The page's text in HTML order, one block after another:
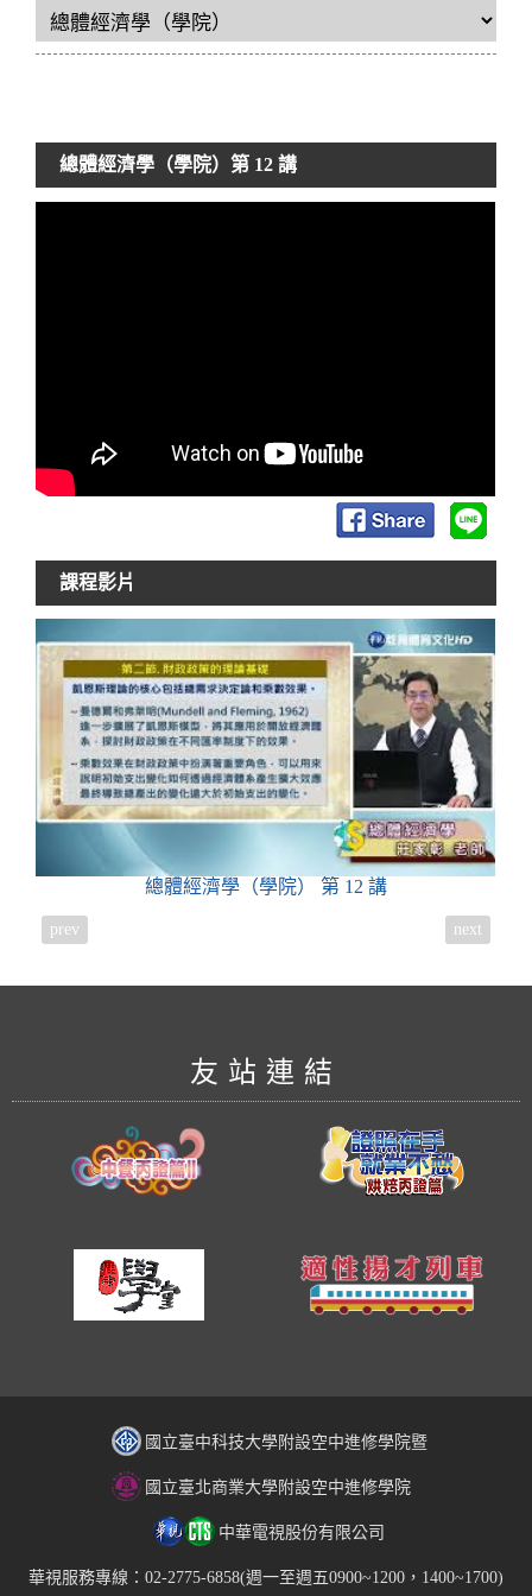
總體經濟學（學院）第 12 講
課程影片
總體經濟學（學院） 第 12 講
prev next
友站連結
國立臺中科技大學附設空中進修學院暨
國立臺北商業大學附設空中進修學院
中華電視股份有限公司
華視服務專線：02-2775-6858(週一至週五0900~1200，1400~1700)